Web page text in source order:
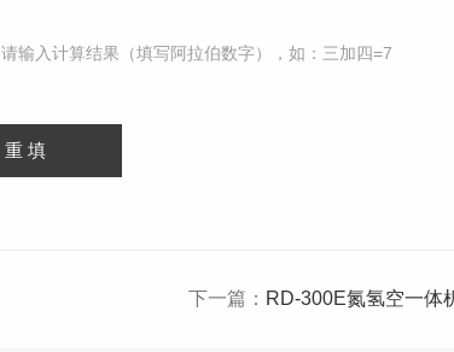
请输入计算结果（填写阿拉伯数字），如：三加四=7
下一篇： RD-300E氮氢空一体